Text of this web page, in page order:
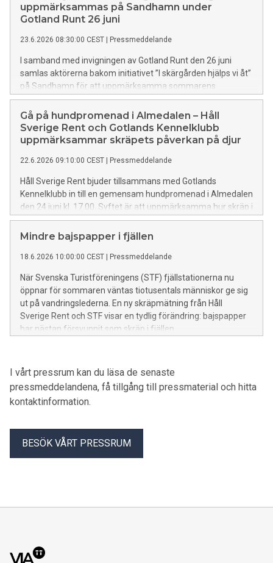
skräp.
uppmärksammas på Sandhamn under
Gotland Runt 26 juni
23.6.2026 08:30:00 CEST | Pressmeddelande
I samband med invigningen av Gotland Runt den 26 juni
samlas aktörerna bakom initiativet ”I skärgården hjälps vi åt”
på Sandhamn för att uppmärksamma sommarens
stora satsning för en renare och mer hållbar skärgård.
Gå på hundpromenad i Almedalen – Håll
Sverige Rent och Gotlands Kennelklubb
uppmärksammar skräpets påverkan på djur
22.6.2026 09:10:00 CEST | Pressmeddelande
Håll Sverige Rent bjuder tillsammans med Gotlands
Kennelklubb in till en gemensam hundpromenad i Almedalen
den 24 juni kl. 17.00. Syftet är att uppmärksamma hur skräp i
vår miljö kan skada både husdjur och vilda djur – och hur
enkla beteendeförändringar kan göra stor skillnad.
Mindre bajspapper i fjällen
18.6.2026 10:00:00 CEST | Pressmeddelande
När Svenska Turistföreningens (STF) fjällstationerna nu
öppnar för sommaren väntas tiotusentals människor ge sig
ut på vandringslederna. En ny skräpmätning från Håll
Sverige Rent och STF visar en tydlig förändring: bajspapper
har nästan försvunnit som skräp i fjällen.
I vårt pressrum kan du läsa de senaste
pressmeddelandena, få tillgång till pressmaterial och hitta
kontaktinformation.
BESÖK VÅRT PRESSRUM